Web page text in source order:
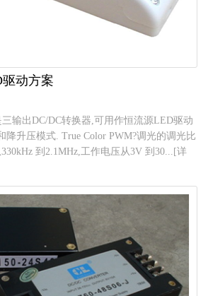
动方案
输出DC/DC转换器,可用作恒流源LED驱动
降升压模式. True Color PWM?调光的调光比
到2.1MHz,工作电压从3V 到30...[详